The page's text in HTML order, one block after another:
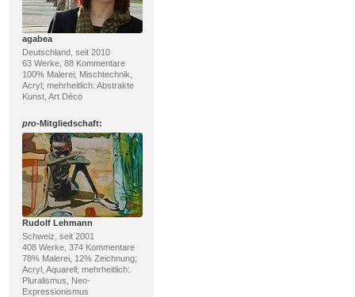
agabea
Deutschland, seit 2010
63 Werke, 88 Kommentare
100% Malerei; Mischtechnik,
Acryl; mehrheitlich: Abstrakte
Kunst, Art Déco
pro-Mitgliedschaft:
Rudolf Lehmann
Schweiz, seit 2001
408 Werke, 374 Kommentare
78% Malerei, 12% Zeichnung;
Acryl, Aquarell; mehrheitlich:
Pluralismus, Neo-
Expressionismus